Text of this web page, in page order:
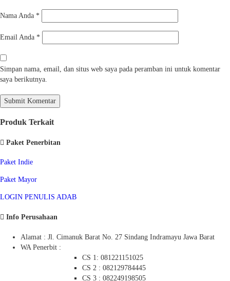
Nama Anda *
Email Anda *
Simpan nama, email, dan situs web saya pada peramban ini untuk komentar
saya berikutnya.
Produk Terkait
Paket Penerbitan
Paket Indie
Paket Mayor
LOGIN PENULIS ADAB
Info Perusahaan
Alamat : Jl. Cimanuk Barat No. 27 Sindang Indramayu Jawa Barat
WA Penerbit :
CS 1: 081221151025
CS 2 : 082129784445
CS 3 : 082249198505